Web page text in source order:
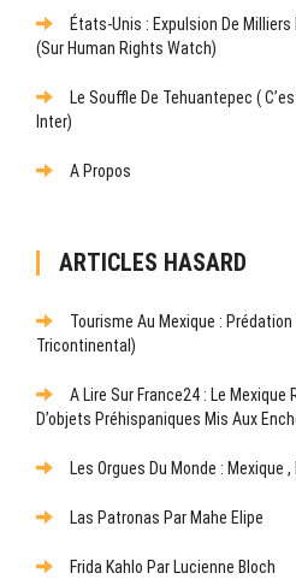
États-Unis : Expulsion De
(sur Human Rights Watch)
Le Souffle De Tehuantepec (
Inter)
A Propos
ARTICLES HASARD
Tourisme Au Mexique :
Tricontinental)
A Lire Sur France24 : Le
D’objets Préhispaniques Mis Aux
Les Orgues Du Monde : Mexique
Las Patronas Par Mahe Elipe
Frida Kahlo Par Lucienne Bloch